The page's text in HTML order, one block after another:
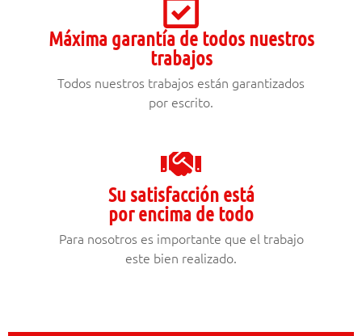
Máxima garantía de todos nuestros
trabajos
Todos nuestros trabajos están garantizados
por escrito.
Su satisfacción está
por encima de todo
Para nosotros es importante que el trabajo
este bien realizado.